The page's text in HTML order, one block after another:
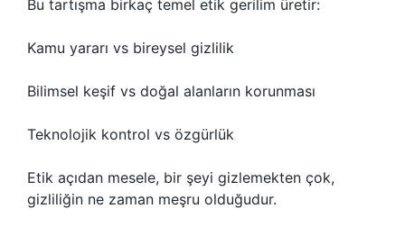
Bu tartışma birkaç temel etik gerilim üretir:
Kamu yararı vs bireysel gizlilik
Bilimsel keşif vs doğal alanların korunması
Teknolojik kontrol vs özgürlük
Etik açıdan mesele, bir şeyi gizlemekten çok,
gizliliğin ne zaman meşru olduğudur.